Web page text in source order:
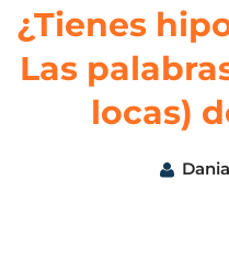
¿Tienes
Las
locas)